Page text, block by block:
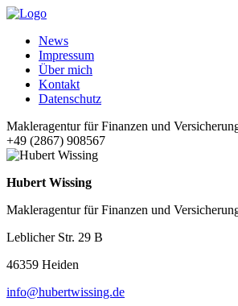
News
Impressum
Über mich
Kontakt
Datenschutz
Makleragentur für Finanzen und
+49 (2867) 908567
Hubert Wissing
Makleragentur für Finanzen und
Leblicher Str. 29 B
46359 Heiden
info@hubertwissing.de